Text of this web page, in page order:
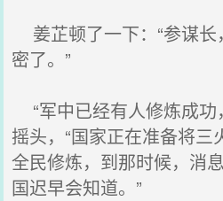
姜芷顿了一下：“参谋长
密了。”
“军中已经有人修炼成功
摇头，“国家正在准备将三
全民修炼，到那时候，消
国迟早会知道。”